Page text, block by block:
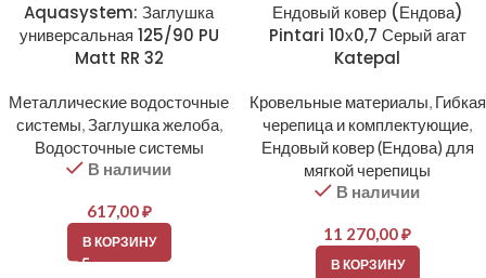
Aquasystem: Заглушка
универсальная 125/90 PU
Matt RR 32
Металлические водосточные
системы,Заглушка желоба,
Водосточные системы
В наличии
617,00₽
В КОРЗИНУ
Ендовый ковер (Ендова)
Pintari 10х0,7 Серый агат
Katepal
Кровельные материалы, Гибкая
черепица и комплектующие,
Ендовый ковер (Ендова) для
мягкой черепицы
В наличии
11 270,00₽
В КОРЗИНУ